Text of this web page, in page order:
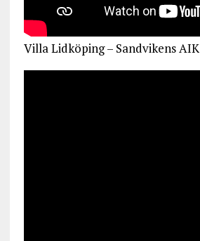
Villa Lidköping – Sandvikens AIK